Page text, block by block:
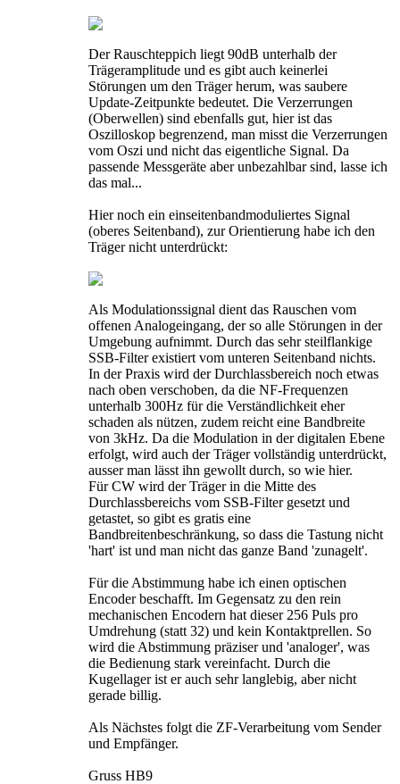
Der Rauschteppich liegt 90dB unterhalb der
Trägeramplitude und es gibt auch keinerlei
Störungen um den Träger herum, was saubere
Update-Zeitpunkte bedeutet. Die Verzerrungen
(Oberwellen) sind ebenfalls gut, hier ist das
Oszilloskop begrenzend, man misst die Verzerrungen
vom Oszi und nicht das eigentliche Signal. Da
passende Messgeräte aber unbezahlbar sind, lasse ich
das mal...
Hier noch ein einseitenbandmoduliertes Signal
(oberes Seitenband), zur Orientierung habe ich den
Träger nicht unterdrückt:
Als Modulationssignal dient das Rauschen vom
offenen Analogeingang, der so alle Störungen in der
Umgebung aufnimmt. Durch das sehr steilflankige
SSB-Filter existiert vom unteren Seitenband nichts.
In der Praxis wird der Durchlassbereich noch etwas
nach oben verschoben, da die NF-Frequenzen
unterhalb 300Hz für die Verständlichkeit eher
schaden als nützen, zudem reicht eine Bandbreite
von 3kHz. Da die Modulation in der digitalen Ebene
erfolgt, wird auch der Träger vollständig unterdrückt,
ausser man lässt ihn gewollt durch, so wie hier.
Für CW wird der Träger in die Mitte des
Durchlassbereichs vom SSB-Filter gesetzt und
getastet, so gibt es gratis eine
Bandbreitenbeschränkung, so dass die Tastung nicht
'hart' ist und man nicht das ganze Band 'zunagelt'.
Für die Abstimmung habe ich einen optischen
Encoder beschafft. Im Gegensatz zu den rein
mechanischen Encodern hat dieser 256 Puls pro
Umdrehung (statt 32) und kein Kontaktprellen. So
wird die Abstimmung präziser und 'analoger', was
die Bedienung stark vereinfacht. Durch die
Kugellager ist er auch sehr langlebig, aber nicht
gerade billig.
Als Nächstes folgt die ZF-Verarbeitung vom Sender
und Empfänger.
Gruss HB9